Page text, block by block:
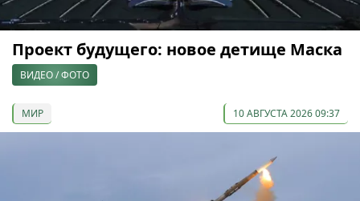
Проект будущего: новое детище Маска
ВИДЕО / ФОТО
МИР 10 АВГУСТА 2026 09:37